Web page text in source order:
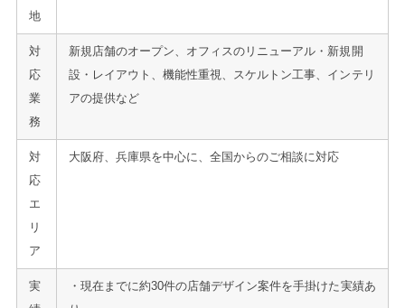
地
対
応
業
務
新規店舗のオープン、オフィスのリニューアル・新規開
設・レイアウト、機能性重視、スケルトン工事、インテリ
アの提供など
対
応
エ
リ
ア
大阪府、兵庫県を中心に、全国からのご相談に対応
実
・現在までに約30件の店舗デザイン案件を手掛けた実績あ